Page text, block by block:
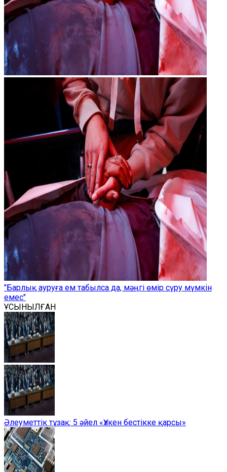
"Барлық ауруға ем табылса да, мәңгі өмір сүру мүмкін
емес"
ҰСЫНЫЛҒАН
Әлеуметтік тұзақ: 5 әйел «Үлкен бестікке қарсы»